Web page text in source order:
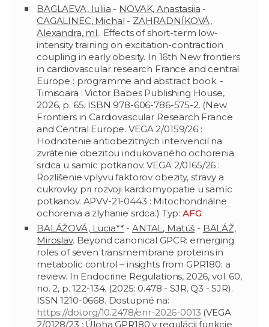
BAGLAEVA, Iuliia - NOVAK, Anastasiia -
CAGALINEC, Michal - ZAHRADNÍKOVÁ,
Alexandra, ml.. Effects of short-term low-
intensity training on excitation-contraction
coupling in early obesity. In 16th New frontiers
in cardiovascular research France and central
Europe : programme and abstract book. -
Timisoara : Victor Babes Publishing House,
2026, p. 65. ISBN 978-606-786-575-2. (New
Frontiers in Cardiovascular Research France
and Central Europe. VEGA 2/0159/26 :
Hodnotenie antiobezitných intervencií na
zvrátenie obezitou indukovaného ochorenia
srdca u samíc potkanov. VEGA 2/0165/26 :
Rozlíšenie vplyvu faktorov obezity, stravy a
cukrovky pri rozvoji kardiomyopatie u samíc
potkanov. APVV-21-0443 : Mitochondriálne
ochorenia a zlyhanie srdca.) Typ: AFG
BALÁŽOVÁ, Lucia** -ANTAL, Matúš - BALÁŽ,
Miroslav. Beyond canonical GPCR: emerging
roles of seven transmembrane proteins in
metabolic control – insights from GPR180: a
review. In Endocrine Regulations, 2026, vol. 60,
no. 2, p. 122-134. (2025: 0.478 - SJR, Q3 - SJR).
ISSN 1210-0668. Dostupné na:
https://doi.org/10.2478/enr-2026-0013 (VEGA
2/0128/23 : Úloha GPR180 v regulácii funkcie